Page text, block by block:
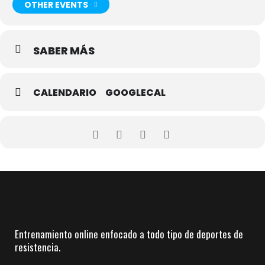
OTHER EVENTS
SABER MÁS
CALENDARIO GOOGLECAL
Entrenamiento online enfocado a todo tipo de deportes de
resistencia.